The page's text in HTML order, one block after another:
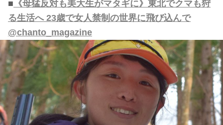
■ 《母猛反対も美大生がマタギに》東北でクマも狩
る生活へ 23歳で女人禁制の世界に飛び込んで
@chanto_magazine